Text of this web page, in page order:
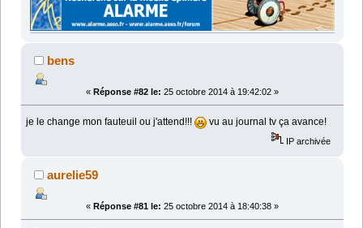
bens
« Réponse #82 le: 25 octobre 2014 à 19:42:02 »
je le change mon fauteuil ou j'attend!!! vu au journal tv ça avance!
IP archivée
aurelie59
« Réponse #81 le: 25 octobre 2014 à 18:40:38 »